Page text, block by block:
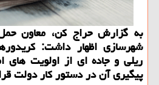
به گزارش حراج کن، معاون
شهرسازی اظهار داشت:
ریلی و جاده ای از اولویت
پیگیری آن در دستور کار دولت